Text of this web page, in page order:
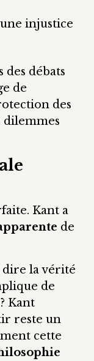
injustice
des débats
de
des
dilemmes
Kant a
de
dire la vérité
de
Kant
reste un
cette